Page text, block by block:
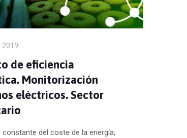
2019
de eficiencia
Monitorización
eléctricos. Sector
constante del coste de la energía,